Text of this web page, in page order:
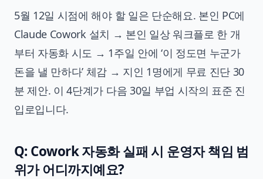
5월 12일 시점에 해야 할 일은 단순해요. 본인 PC에
Claude Cowork 설치 → 본인 일상 워크플로 한 개
부터 자동화 시도 → 1주일 안에 ‘이 정도면 누군가
돈을 낼 만하다’ 체감 → 지인 1명에게 무료 진단 30
분 제안. 이 4단계가 다음 30일 부업 시작의 표준 진
입로입니다.
Q: Cowork 자동화 실패 시 운영자 책임 범
위가 어디까지예요?